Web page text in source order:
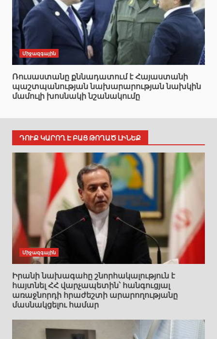
Միջազգային
Ռուսաստանը քննադատում է Հայաստանի
պաշտպանության նախարարության նախկին
մամուլի խոսնակի նշանակումը
ԴՈՒՔ ԿԱՐՈՂ Է ԲԱՑ ԹՈՂԱԾ ԼԻՆԵՔ
Միջազգային
Իրանի նախագահը շնորհակալություն է
հայտնել ՀՀ վարչապետին՝ հանգուցյալ
առաջնորդի հրաժեշտի արարողությանը
մասնակցելու համար